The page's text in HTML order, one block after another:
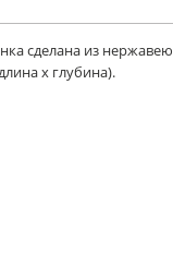
сделана из
х глубина).